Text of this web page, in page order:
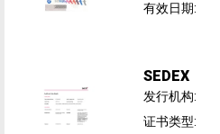
有效日期:
SEDEX
发行机构:
证书类型: